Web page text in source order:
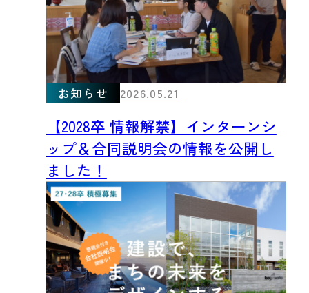
お知らせ 2026.05.21
【2028卒 情報解禁】インターンシ
ップ＆合同説明会の情報を公開し
ました！